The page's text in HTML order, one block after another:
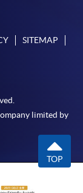
費通知」
名程序有任
關課程負責
及支援
SITEMAP
limited by
TOP